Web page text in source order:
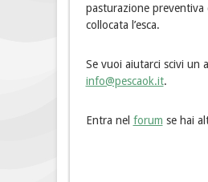
pasturazione preventiva
collocata l’esca.
Se vuoi aiutarci scivi un
info@pescaok.it.
Entra nel forum se hai